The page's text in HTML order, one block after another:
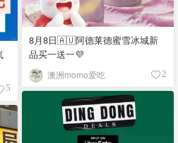
8月8日🇦🇺阿德莱德蜜雪冰城新
品买一送一💜
澳洲momo爱吃 2
5